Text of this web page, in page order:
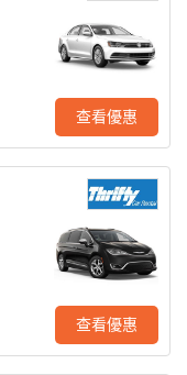
查看優惠
查看優惠